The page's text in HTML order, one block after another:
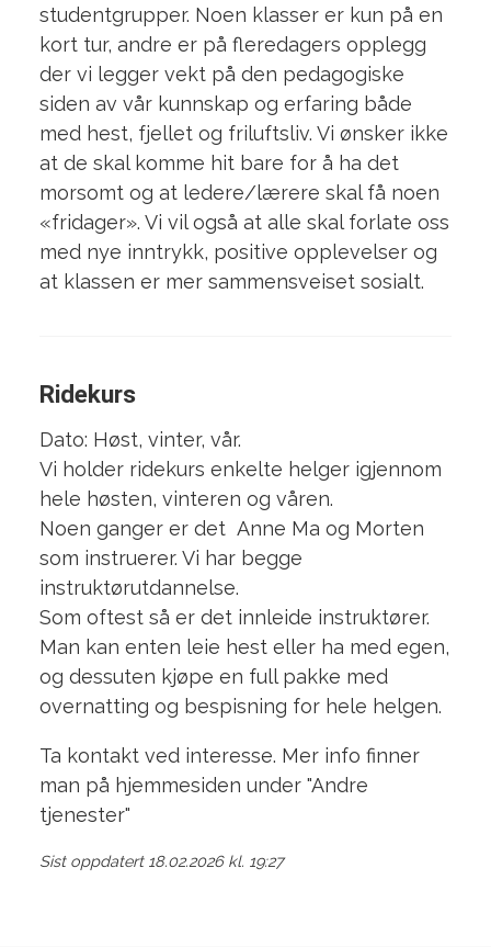
studentgrupper. Noen klasser er kun på en
kort tur, andre er på fleredagers opplegg
der vi legger vekt på den pedagogiske
siden av vår kunnskap og erfaring både
med hest, fjellet og friluftsliv. Vi ønsker ikke
at de skal komme hit bare for å ha det
morsomt og at ledere/lærere skal få noen
«fridager». Vi vil også at alle skal forlate oss
med nye inntrykk, positive opplevelser og
at klassen er mer sammensveiset sosialt.
Ridekurs
Dato: Høst, vinter, vår.
Vi holder ridekurs enkelte helger igjennom
hele høsten, vinteren og våren.
Noen ganger er det Anne Ma og Morten
som instruerer. Vi har begge
instruktørutdannelse.
Som oftest så er det innleide instruktører.
Man kan enten leie hest eller ha med egen,
og dessuten kjøpe en full pakke med
overnatting og bespisning for hele helgen.
Ta kontakt ved interesse. Mer info finner
man på hjemmesiden under "Andre
tjenester"
Sist oppdatert 18.02.2026 kl. 19:27